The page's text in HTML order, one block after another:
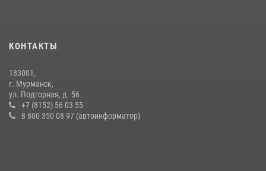
В Мурманске росгвардейцы задержали ночного дебошира,
устроившего скандал в мини-отеле
09 июля 2026, 07:56
КОНТАКТЫ
183001,
г. Мурманск,
ул. Подгорная, д. 56
+7 (8152) 56 03 55
8 800 350 08 97 (автоинформатор)